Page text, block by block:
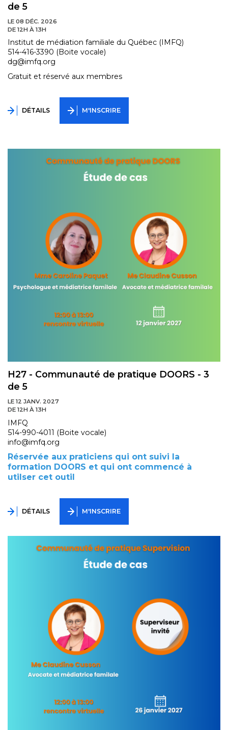
de 5
LE 08 DÉC. 2026
DE 12H À 13H
Institut de médiation familiale du Québec (IMFQ)
514-416-3390 (Boite vocale)
dg@imfq.org
Gratuit et réservé aux membres
DÉTAILS M'INSCRIRE
H27 - Communauté de pratique DOORS - 3
de 5
LE 12 JANV. 2027
DE 12H À 13H
IMFQ
514-990-4011 (Boite vocale)
info@imfq.org
Réservée aux praticiens qui ont suivi la
formation DOORS et qui ont commencé à
utilser cet outil
DÉTAILS M'INSCRIRE